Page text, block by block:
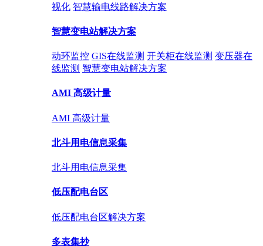
视化 智慧输电线路解决方案
智慧变电站解决方案
动环监控 GIS在线监测 开关柜在线监测 变压器在
线监测 智慧变电站解决方案
AMI 高级计量
AMI 高级计量
北斗用电信息采集
北斗用电信息采集
低压配电台区
低压配电台区解决方案
多表集抄